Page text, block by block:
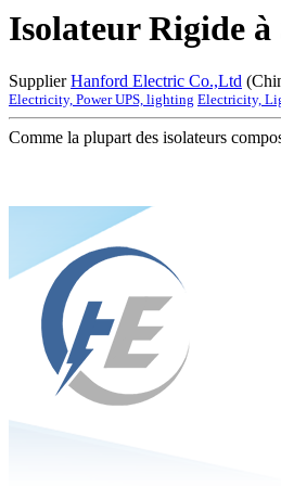
Isolateur Rigide à
SupplierHanford Electric Co.,Ltd
Electricity, Power UPS, lighting Electricity,
Comme la plupart des isolateurs